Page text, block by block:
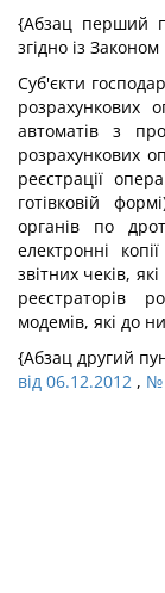
{Абзац перший
згідно із Законом
Суб'єкти
розрахункових
автоматів з
розрахункових
реєстрації
готівковій
органів по
електронні
звітних чеків,
реєстраторів
модемів, які до
{Абзац другий
від 06.12.2012 , №